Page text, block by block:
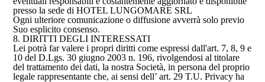
presso la sede di HOTEL LUNGOMARE SRL
Ogni ulteriore comunicazione o diffusione avverrà solo previo
Suo esplicito consenso.
8. DIRITTI DEGLI INTERESSATI
Lei potrà far valere i propri diritti come espressi dall'art. 7, 8, 9 e
10 del D.Lgs. 30 giugno 2003 n. 196, rivolgendosi al titolare
del trattamento dei dati, la nostra Società, in persona del proprio
legale rappresentante che, ai sensi dell’ art. 29 T.U. Privacy ha